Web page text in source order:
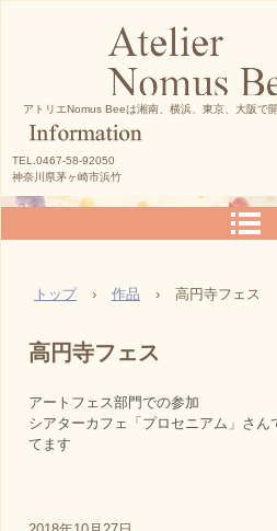
アトリエNomus Beeは湘南、横浜、東京、大阪で
TEL.0467-58-92050
神奈川県茅ヶ崎市浜竹
トップ › 作品 › 高円寺フェス
高円寺フェス
アートフェス部門での参加
シアターカフェ「プロセニアム」さ
てます